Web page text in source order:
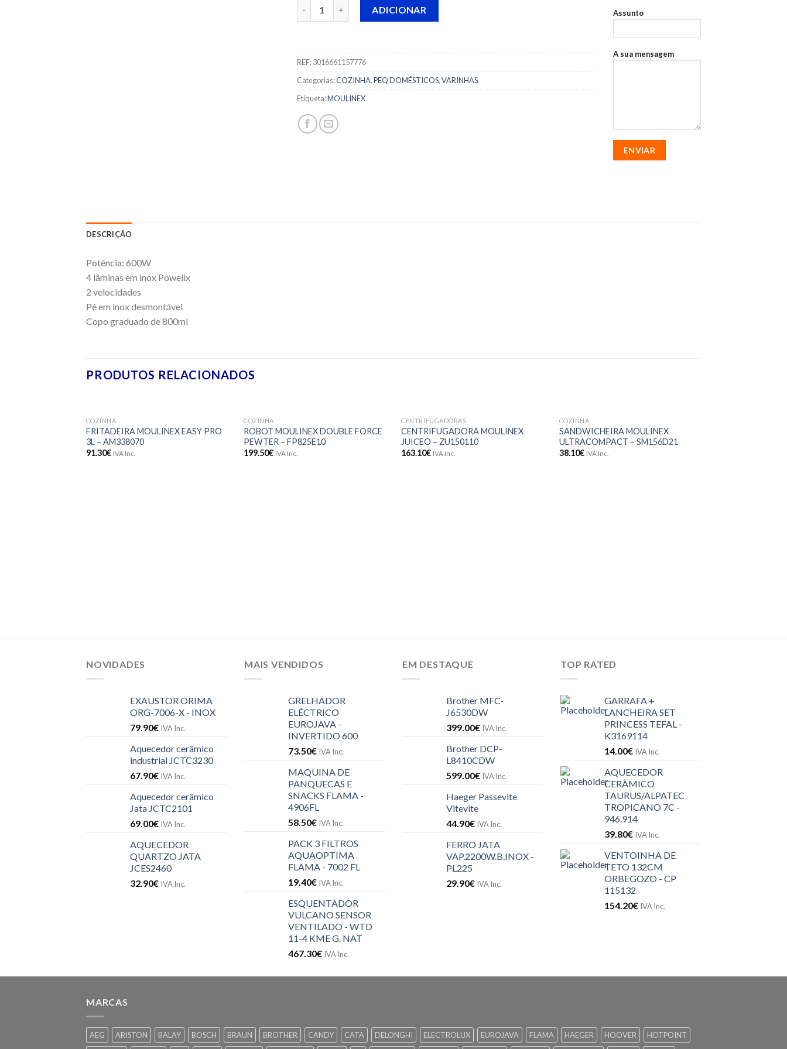
ADICIONAR
REF:3016661157776
Categorias:COZINHA,PEQ DOMÉSTICOS,VARINHAS
Etiqueta:MOULINEX
Assunto
A sua mensagem
DESCRIÇÃO
Potência: 600W
4 lâminas em inox Powelix
2 velocidades
Pé em inox desmontável
Copo graduado de 800ml
PRODUTOS RELACIONADOS
Adicionar
aos meus
COZINHA
FRITADEIRA MOULINEX EASY PRO
3L – AM338070
91.30€ IVA Inc.
Adicionar
aos meus
COZINHA
ROBOT MOULINEX DOUBLE FORCE
PEWTER – FP825E10
199.50€ IVA Inc.
Adicionar
aos meus
CENTRIFUGADORAS
CENTRIFUGADORA MOULINEX
JUICEO – ZU150110
163.10€ IVA Inc.
Adicionar
aos meus
desejos
COZINHA
SANDWICHEIRA MOULINEX
ULTRACOMPACT – SM156D21
38.10€ IVA Inc.
NOVIDADES
EXAUSTOR ORIMA
ORG-7006-X - INOX
79.90€ IVA Inc.
Aquecedor cerâmico
industrial JCTC3230
67.90€ IVA Inc.
Aquecedor cerâmico
Jata JCTC2101
69.00€ IVA Inc.
AQUECEDOR
QUARTZO JATA
JCES2460
32.90€ IVA Inc.
MAIS VENDIDOS
GRELHADOR
ELÉCTRICO
EUROJAVA -
INVERTIDO 600
73.50€ IVA Inc.
MAQUINA DE
PANQUECAS E
SNACKS FLAMA -
4906FL
58.50€ IVA Inc.
PACK 3 FILTROS
AQUAOPTIMA
FLAMA - 7002 FL
19.40€ IVA Inc.
ESQUENTADOR
VULCANO SENSOR
VENTILADO - WTD
11-4 KME G. NAT
467.30€ IVA Inc.
EM DESTAQUE
Brother MFC-
J6530DW
399.00€ IVA Inc.
Brother DCP-
L8410CDW
599.00€ IVA Inc.
Haeger Passevite
Vitevite
44.90€ IVA Inc.
FERRO JATA
VAP.2200W.B.INOX -
PL225
29.90€ IVA Inc.
TOP RATED
GARRAFA +
LANCHEIRA SET
PRINCESS TEFAL -
K3169114
14.00€ IVA Inc.
AQUECEDOR
CERÂMICO
TAURUS/ALPATEC
TROPICANO 7C -
946.914
39.80€ IVA Inc.
VENTOINHA DE
TETO 132CM
ORBEGOZO - CP
115132
154.20€ IVA Inc.
MARCAS
AEG ARISTON BALAY BOSCH BRAUN BROTHER CANDY CATA DELONGHI ELECTROLUX EUROJAVA FLAMA HAEGER HOOVER
HOTPOINT